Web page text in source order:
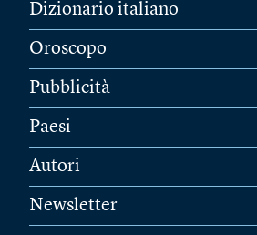
Dizionario italiano
Oroscopo
Pubblicità
Paesi
Autori
Newsletter